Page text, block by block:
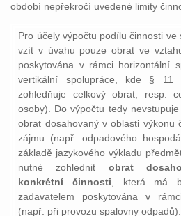
období nepřekročí uvedené limity
Pro účely výpočtu podílu činnosti
vzít v úvahu pouze obrat ve
poskytována v rámci horizontální
vertikální spolupráce, kde §
zohledňuje celkový obrat, resp.
osoby). Do výpočtu tedy
obrat dosahovaný v oblasti výkonu
zájmu (např. odpadového
základě jazykového výkladu
nutné zohlednit obrat
konkrétní činnosti, která má
zadavatelem poskytována v
(např. při provozu spalovny odpadů).